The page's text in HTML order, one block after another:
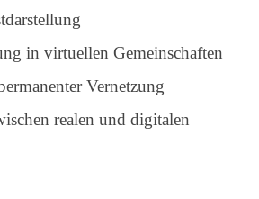
in virtuellen Gemeinschaften
Vernetzung
realen und digitalen